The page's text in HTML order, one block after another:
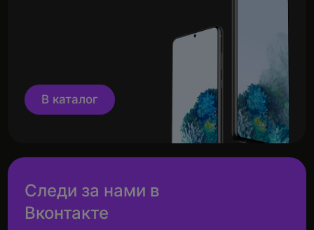
В каталог
Следи за нами в
Вконтакте